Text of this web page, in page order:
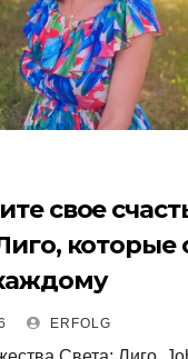
свое
которые
ERFOLG